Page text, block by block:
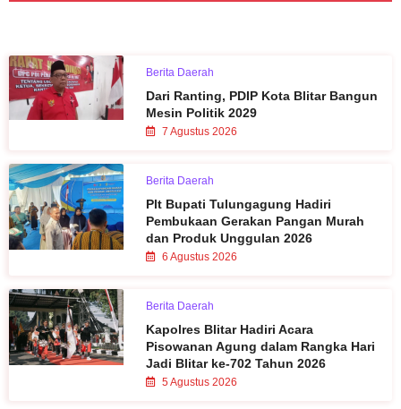
Berita Daerah
Dari Ranting, PDIP Kota Blitar Bangun
Mesin Politik 2029
7 Agustus 2026
Berita Daerah
Plt Bupati Tulungagung Hadiri
Pembukaan Gerakan Pangan Murah
dan Produk Unggulan 2026
6 Agustus 2026
Berita Daerah
Kapolres Blitar Hadiri Acara
Pisowanan Agung dalam Rangka Hari
Jadi Blitar ke-702 Tahun 2026
5 Agustus 2026